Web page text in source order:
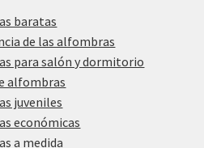
baratas
de las alfombras
para salón y dormitorio
alfombras
juveniles
económicas
a medida